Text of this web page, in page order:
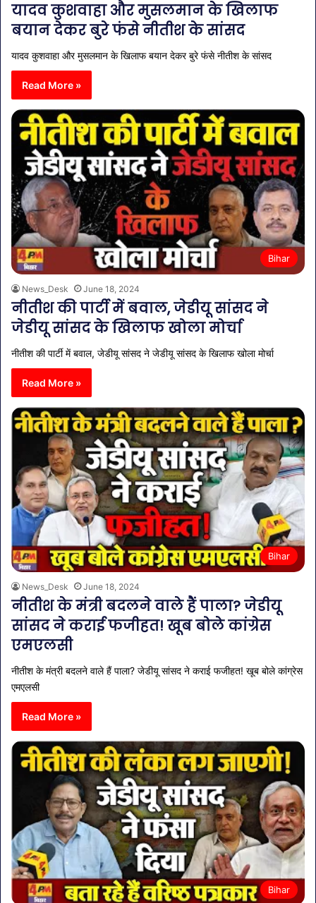
यादव कुशवाहा और मुसलमान के खिलाफ
बयान देकर बुरे फंसे नीतीश के सांसद
यादव कुशवाहा और मुसलमान के खिलाफ बयान देकर बुरे फंसे नीतीश के सांसद
Read More »
Bihar
News_Desk June 18, 2024
नीतीश की पार्टी में बवाल, जेडीयू सांसद ने
जेडीयू सांसद के खिलाफ खोला मोर्चा
नीतीश की पार्टी में बवाल, जेडीयू सांसद ने जेडीयू सांसद के खिलाफ खोला मोर्चा
Read More »
Bihar
News_Desk June 18, 2024
नीतीश के मंत्री बदलने वाले हैं पाला? जेडीयू
सांसद ने कराई फजीहत! खूब बोले कांग्रेस
एमएलसी
नीतीश के मंत्री बदलने वाले हैं पाला? जेडीयू सांसद ने कराई फजीहत! खूब बोले कांग्रेस
एमएलसी
Read More »
Bihar